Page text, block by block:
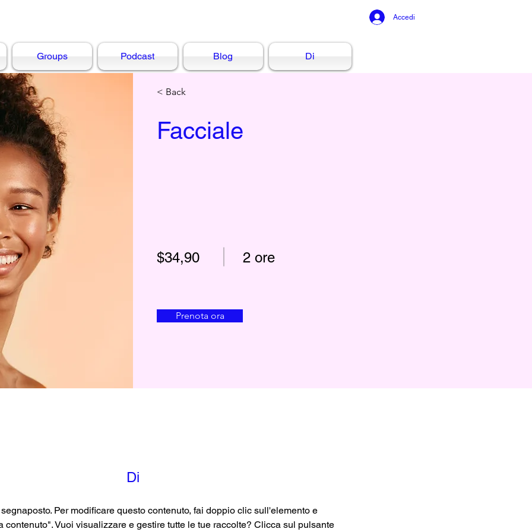
Groups Podcast Blog Di
Accedi
< Back
Facciale
$34,90 2 ore
Prenota ora
Di
Per modificare questo contenuto, fai doppio clic sull'elemento e
contenuto". Vuoi visualizzare e gestire tutte le tue raccolte? Clicca sul pulsante